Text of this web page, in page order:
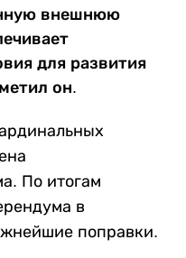
внешнюю
для развития
он.
По итогам
в
поправки.